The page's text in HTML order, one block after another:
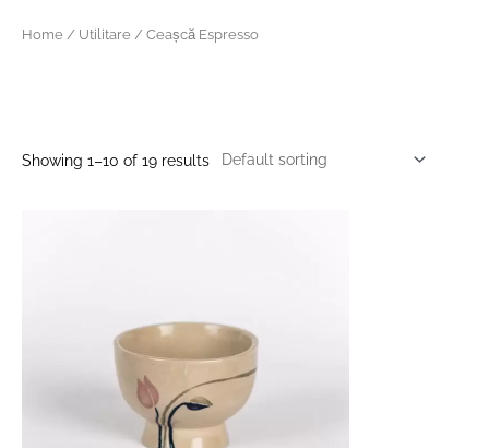
Home / Utilitare / Ceașcă Espresso
Showing 1–10 of 19 results